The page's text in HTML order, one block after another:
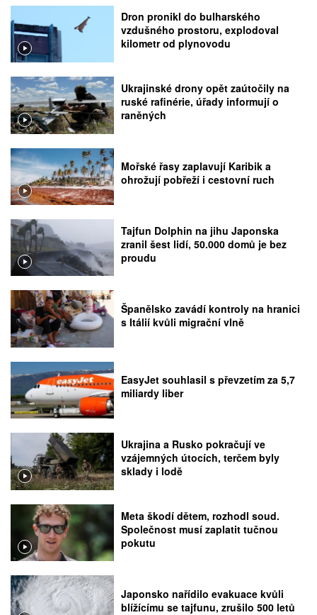
Dron pronikl do bulharského
vzdušného prostoru, explodoval
kilometr od plynovodu
Ukrajinské drony opět zaútočily na
ruské rafinérie, úřady informují o
raněných
Mořské řasy zaplavují Karibik a
ohrožují pobřeží i cestovní ruch
Tajfun Dolphin na jihu Japonska
zranil šest lidí, 50.000 domů je bez
proudu
Španělsko zavádí kontroly na hranici
s Itálií kvůli migrační vlně
EasyJet souhlasil s převzetím za 5,7
miliardy liber
Ukrajina a Rusko pokračují ve
vzájemných útocích, terčem byly
sklady i lodě
Meta škodí dětem, rozhodl soud.
Společnost musí zaplatit tučnou
pokutu
Japonsko nařídilo evakuace kvůli
blížícímu se tajfunu, zrušilo 500 letů